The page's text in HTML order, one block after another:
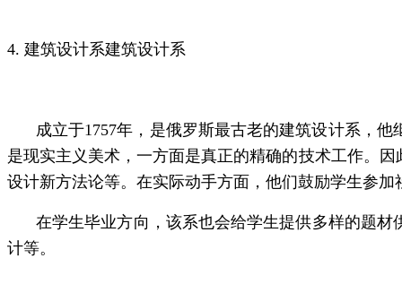
4. 建筑设计系建筑设计系
成立于1757年，是俄罗斯最古老的建筑设计系，
是现实主义美术，一方面是真正的精确的技术工作。
设计新方法论等。在实际动手方面，他们鼓励学生参
在学生毕业方向，该系也会给学生提供多样的题
计等。